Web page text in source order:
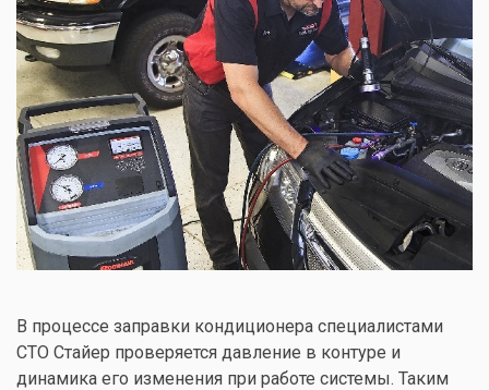
В процессе заправки кондиционера специалистами
СТО Стайер проверяется давление в контуре и
динамика его изменения при работе системы. Таким